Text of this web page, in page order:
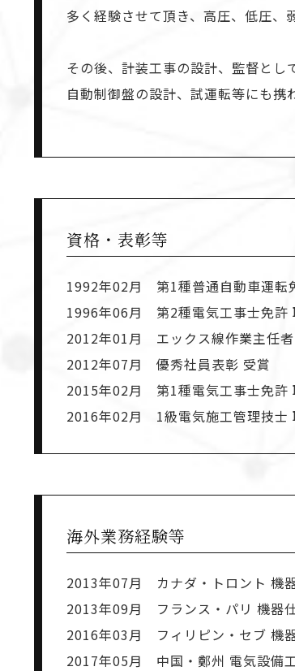
多く経験させて頂き、高圧、低圧、
その後、計装工事の設計、監督と
自動制御盤の設計、試運転等にも携
資格・表彰等
1992年02月 第1種普通自動車運転
1996年06月 第2種電気工事士免許
2012年01月 エックス線作業主任
2012年07月 優秀社員表彰 受賞
2015年02月 第1種電気工事士免許
2016年02月 1級電気施工管理技士
海外業務経験等
2013年07月 カナダ・トロント 機
2013年09月 フランス・パリ 機器
2016年03月 フィリピン・セブ 機
2017年05月 中国・鄭州 電気設備